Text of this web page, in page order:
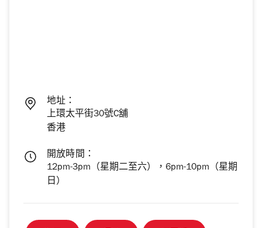
地址：
上環太平街30號C舖
香港
開放時間：
12pm-3pm（星期二至六），6pm-10pm（星期
日）